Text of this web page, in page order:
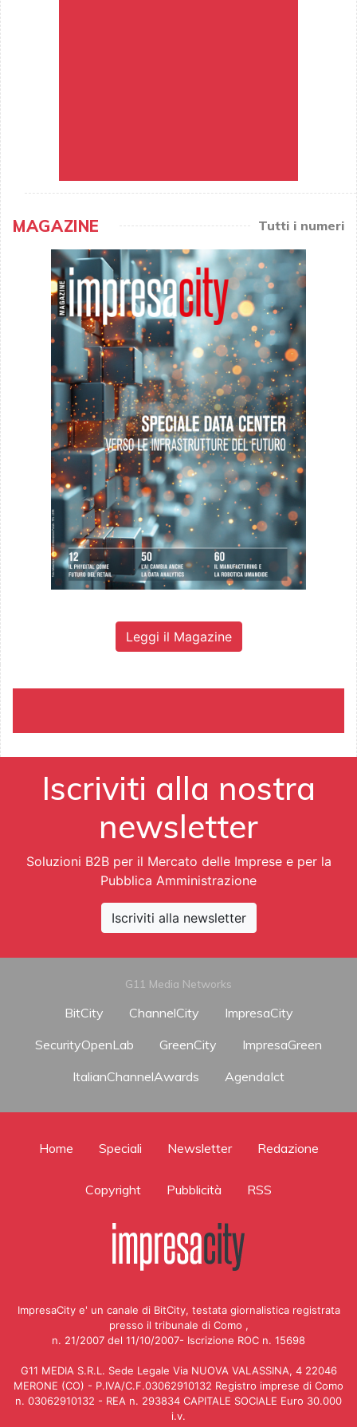
MAGAZINE Tutti i numeri
Leggi il Magazine
Iscriviti alla nostra
newsletter
Soluzioni B2B per il Mercato delle Imprese e per la
Pubblica Amministrazione
Iscriviti alla newsletter
G11 Media Networks
BitCity ChannelCity
ImpresaCity
SecurityOpenLab
GreenCity
ImpresaGreen
ItalianChannelAwards
AgendaIct
Home Speciali Newsletter Redazione
Copyright Pubblicità RSS
ImpresaCity e' un canale di BitCity, testata giornalistica registrata
presso il tribunale di Como ,
n. 21/2007 del 11/10/2007- Iscrizione ROC n. 15698
G11 MEDIA S.R.L. Sede Legale Via NUOVA VALASSINA, 4 22046
MERONE (CO) - P.IVA/C.F.03062910132 Registro imprese di Como
n. 03062910132 - REA n. 293834 CAPITALE SOCIALE Euro 30.000
i.v.